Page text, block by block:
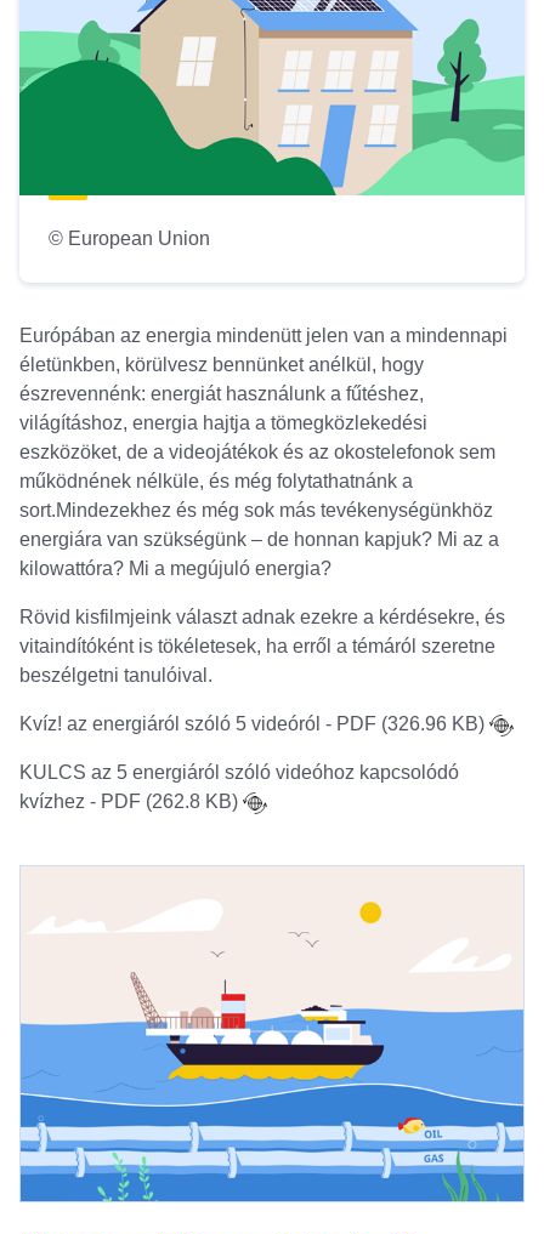
Európában az energia mindenütt jelen van a mindennapi
életünkben, körülvesz bennünket anélkül, hogy
észrevennénk: energiát használunk a fűtéshez,
világításhoz, energia hajtja a tömegközlekedési
eszközöket, de a videojátékok és az okostelefonok sem
működnének nélküle, és még folytathatnánk a
sort.Mindezekhez és még sok más tevékenységünkhöz
energiára van szükségünk – de honnan kapjuk? Mi az a
kilowattóra? Mi a megújuló energia?
Rövid kisfilmjeink választ adnak ezekre a kérdésekre, és
vitaindítóként is tökéletesek, ha erről a témáról szeretne
beszélgetni tanulóival.
Kvíz! az energiáról szóló 5 videóról - PDF (326.96 KB)
KULCS az 5 energiáról szóló videóhoz kapcsolódó
kvízhez - PDF (262.8 KB)
© European Union